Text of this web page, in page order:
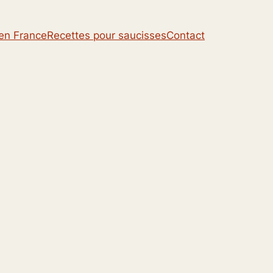
FranceRecettes pour saucissesContact